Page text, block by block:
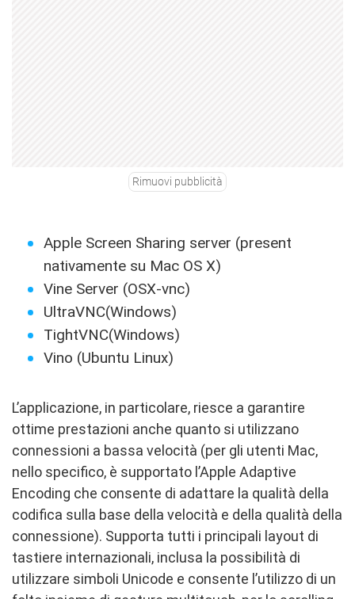
Rimuovi pubblicità
Apple Screen Sharing server (present
nativamente su Mac OS X)
Vine Server (OSX-vnc)
UltraVNC(Windows)
TightVNC(Windows)
Vino (Ubuntu Linux)
L’applicazione, in particolare, riesce a garantire
ottime prestazioni anche quanto si utilizzano
connessioni a bassa velocità (per gli utenti Mac,
nello specifico, è supportato l’Apple Adaptive
Encoding che consente di adattare la qualità della
codifica sulla base della velocità e della qualità della
connessione). Supporta tutti i principali layout di
tastiere internazionali, inclusa la possibilità di
utilizzare simboli Unicode e consente l’utilizzo di un